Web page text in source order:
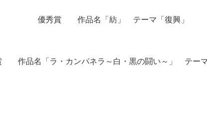
優秀賞 作品名「紡」 テーマ「復興」
作品名「ラ・カンパネラ～白・黒の闘い～」 テーマ